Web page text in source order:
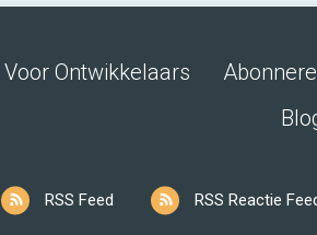
Voor Ontwikkelaars
RSS Feed RSS Reactie